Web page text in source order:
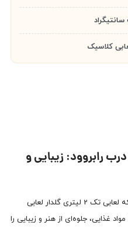
کلاسیک
2 لیتری با درب رابروود: زیبایی و
آشپزخانه شما لایق بهترین‌هاست! با بانکه لعابی تک 2 لیتری گلدار لعابی
غذایی، جلوه‌ای از هنر و زیبایی را